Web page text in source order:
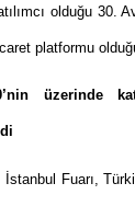
olduğu 30.
platformu
üzerinde
Fuarı,